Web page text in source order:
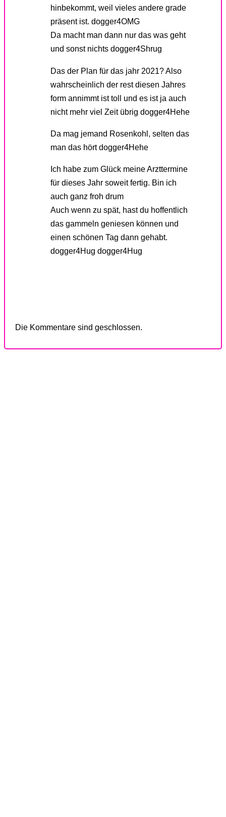
hinbekommt, weil vieles andere grade
präsent ist. dogger4OMG
Da macht man dann nur das was geht
und sonst nichts dogger4Shrug
Das der Plan für das jahr 2021? Also
wahrscheinlich der rest diesen Jahres
form annimmt ist toll und es ist ja auch
nicht mehr viel Zeit übrig dogger4Hehe
Da mag jemand Rosenkohl, selten das
man das hört dogger4Hehe
Ich habe zum Glück meine Arzttermine
für dieses Jahr soweit fertig. Bin ich
auch ganz froh drum
Auch wenn zu spät, hast du hoffentlich
das gammeln geniesen können und
einen schönen Tag dann gehabt.
dogger4Hug dogger4Hug
Die Kommentare sind geschlossen.